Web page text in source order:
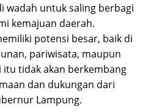
wadah untuk saling berbagi
kemajuan daerah.
potensi besar, baik di
pariwisata, maupun
tidak akan berkembang
dan dukungan dari
Lampung.